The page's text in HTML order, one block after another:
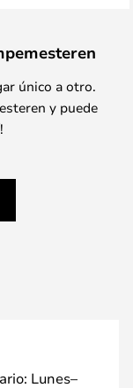
único a otro.
y puede
Lunes–